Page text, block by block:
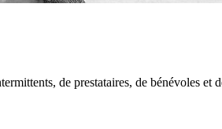
de prestataires, de bénévoles et